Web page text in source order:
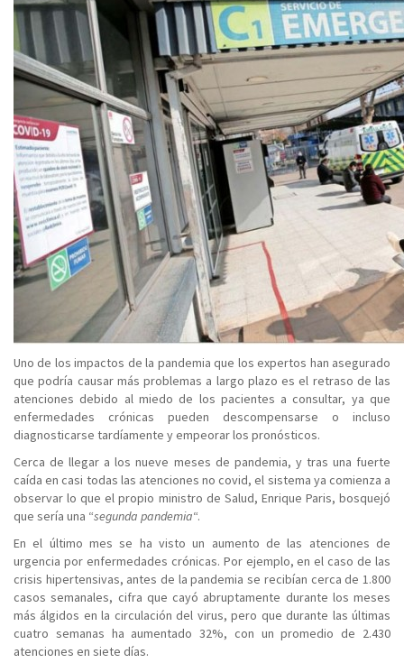
Uno de los impactos de la pandemia que los expertos han asegurado
que podría causar más problemas a largo plazo es el retraso de las
atenciones debido al miedo de los pacientes a consultar, ya que
enfermedades crónicas pueden descompensarse o incluso
diagnosticarse tardíamente y empeorar los pronósticos.
Cerca de llegar a los nueve meses de pandemia, y tras una fuerte
caída en casi todas las atenciones no covid, el sistema ya comienza a
observar lo que el propio ministro de Salud, Enrique Paris, bosquejó
que sería una “segunda pandemia“.
En el último mes se ha visto un aumento de las atenciones de
urgencia por enfermedades crónicas. Por ejemplo, en el caso de las
crisis hipertensivas, antes de la pandemia se recibían cerca de 1.800
casos semanales, cifra que cayó abruptamente durante los meses
más álgidos en la circulación del virus, pero que durante las últimas
cuatro semanas ha aumentado 32%, con un promedio de 2.430
atenciones en siete días.